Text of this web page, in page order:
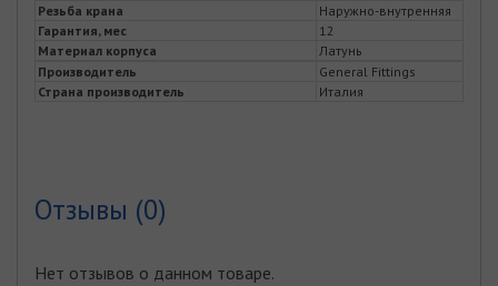
Резьба крана
Наружно-внутренняя
Гарантия, мес
12
Материал корпуса
Латунь
Производитель
General Fittings
Страна производитель
Италия
Отзывы (0)
Нет отзывов о данном товаре.